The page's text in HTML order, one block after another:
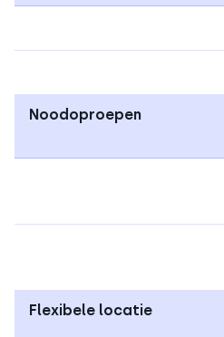
Noodoproepen
Flexibele locatie